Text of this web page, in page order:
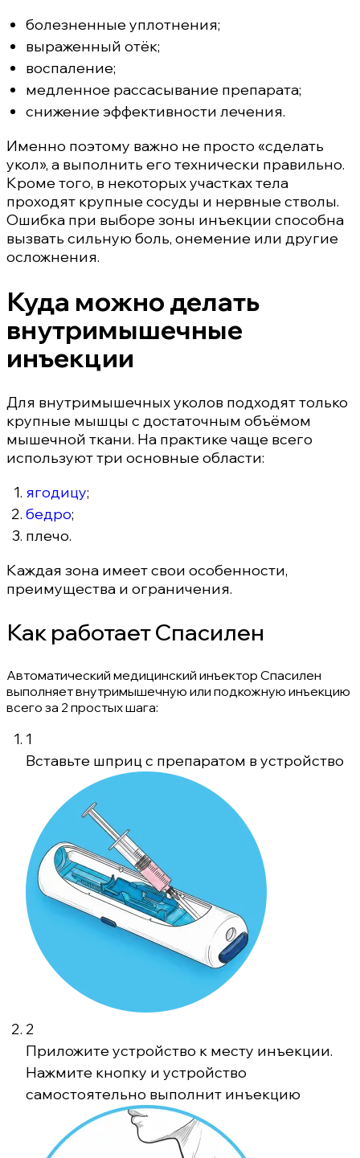
болезненные уплотнения;
выраженный отёк;
воспаление;
медленное рассасывание препарата;
снижение эффективности лечения.
Именно поэтому важно не просто «сделать
укол», а выполнить его технически правильно.
Кроме того, в некоторых участках тела
проходят крупные сосуды и нервные стволы.
Ошибка при выборе зоны инъекции способна
вызвать сильную боль, онемение или другие
осложнения.
Куда можно делать
внутримышечные
инъекции
Для внутримышечных уколов подходят только
крупные мышцы с достаточным объёмом
мышечной ткани. На практике чаще всего
используют три основные области:
ягодицу;
бедро;
плечо.
Каждая зона имеет свои особенности,
преимущества и ограничения.
Как работает Спасилен
Автоматический медицинский инъектор Спасилен
выполняет внутримышечную или подкожную инъекцию
всего за 2 простых шага:
1
Вставьте шприц с препаратом в устройство
2
Приложите устройство к месту инъекции.
Нажмите кнопку и устройство
самостоятельно выполнит инъекцию